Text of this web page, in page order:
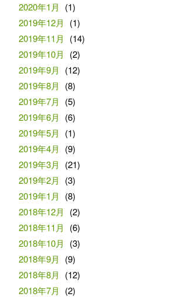
2020年1月
(1)
2019年12月
(1)
2019年11月
(14)
2019年10月
(2)
2019年9月
(12)
2019年8月
(8)
2019年7月
(5)
2019年6月
(6)
2019年5月
(1)
2019年4月
(9)
2019年3月
(21)
2019年2月
(3)
2019年1月
(8)
2018年12月
(2)
2018年11月
(6)
2018年10月
(3)
2018年9月
(9)
2018年8月
(12)
2018年7月
(2)